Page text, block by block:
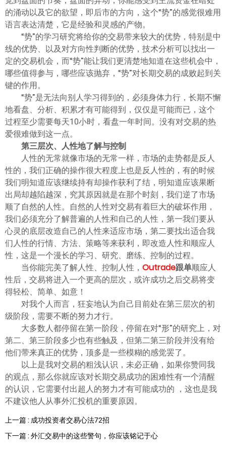
的涌动以及它的欲望，即后市的方向，这个“势”的感觉很难用
语言表达清楚，它是经验和灵感的产物。
“势”的学习研究将给你的交易带来较大的优势，特别是中
线的优势、以及对方向性判断的优势，技术分析可以找出一
定的交易机会，而“势”能让我们更清楚地知道在这些机会中，
哪些值得参与，哪些应该抛弃，“势”对长期交易的成败起到关
键的作用。
“势”是无法向别人学习得到的，必须身体力行，长期不懈
地看盘、分析、积累才有可能得到，仅仅是可能而已，这个
过程至少需要每天10小时，看盘一年时间。没有对交易的热
爱很难做到这一点。
第三层次、人性地了解与控制
人性的无常就像市场的无常一样，市场的走势都是反人
性的，我们正确的操作很大程度上也是反人性的，有的时候
我们明知道应该继续持有却操作获利了结，明知道应该果断
出局却越陷越深，究其原因就是在那个时刻，我们逆了市场
顺了自然的人性。自然的人性对交易有着巨大的破坏作用，
我们必须充分了解普遍的人性和自己的人性，第一我们要从
心灵的底层改造自己的人性来适应市场，第二要找出适合我
们人性的行情、方法、策略等来获利，即改造人性和顺应人
性，这是一个漫长的学习、研究、磨练、控制的过程。
当你能完美了解人性、控制人性， Outrade跟单顺应人
性后，交易将进入一个更高的层次，或许成功之后交易将变
得轻松、简单、如意！
对我个人而言，狂妄地认为自己目前处在第三层次的初
级阶段，需要不断的努力才行。
大多数人都停留在第一阶段，停留在对“形”的研究上，对
第二、第三阶段多少也有些触及，但第二第三阶段并没有给
他们带来真正的优势，顶多是一些模糊的感觉罢了。
以上是我对交易的粗浅认识，未必正确，如果你赞同我
的观点，那么你就应该对长期交易成功的困难性有一个清醒
的认识，它需要付出超人的努力才有可能成功的 ，这也是我
不建议他人从事外汇投机的重要原因。
上一篇 : 成功投资者交易心法72招
下一篇 : 外汇交易中的这些警句，你应该铭记于心